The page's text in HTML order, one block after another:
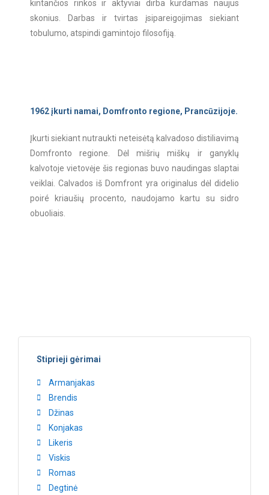
kintančios rinkos ir aktyviai dirba kurdamas naujus
skonius. Darbas ir tvirtas įsipareigojimas siekiant
tobulumo, atspindi gamintojo filosofiją.
1962 įkurti namai, Domfronto regione, Prancūzijoje.
Įkurti siekiant nutraukti neteisėtą kalvadoso distiliavimą
Domfronto regione. Dėl mišrių miškų ir ganyklų
kalvotoje vietovėje šis regionas buvo naudingas slaptai
veiklai. Calvados iš Domfront yra originalus dėl didelio
poiré kriaušių procento, naudojamo kartu su sidro
obuoliais.
Stiprieji gėrimai
Armanjakas
Brendis
Džinas
Konjakas
Likeris
Viskis
Romas
Degtinė